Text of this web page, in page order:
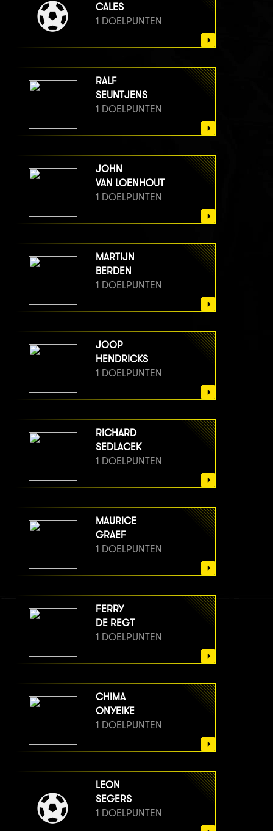
CALES
1 DOELPUNTEN
RALF
SEUNTJENS
1 DOELPUNTEN
JOHN
VAN LOENHOUT
1 DOELPUNTEN
MARTIJN
BERDEN
1 DOELPUNTEN
JOOP
HENDRICKS
1 DOELPUNTEN
RICHARD
SEDLACEK
1 DOELPUNTEN
MAURICE
GRAEF
1 DOELPUNTEN
FERRY
DE REGT
1 DOELPUNTEN
CHIMA
ONYEIKE
1 DOELPUNTEN
LEON
SEGERS
1 DOELPUNTEN